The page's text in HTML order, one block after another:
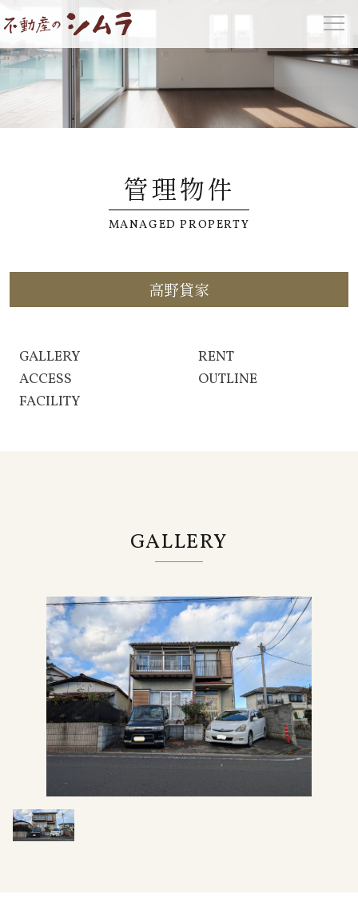
管理物件
MANAGED PROPERTY
高野貸家
GALLERY
RENT
ACCESS
OUTLINE
FACILITY
GALLERY